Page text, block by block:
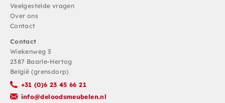
Veelgestelde vragen
Over ons
Contact
Contact
Wiekenweg 3
2387 Baarle-Hertog
België (grensdorp)
+31 (0)6 23 45 66 21
info@deloodsmeubelen.nl